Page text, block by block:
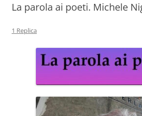
La parola ai poeti. Michele
1 Replica